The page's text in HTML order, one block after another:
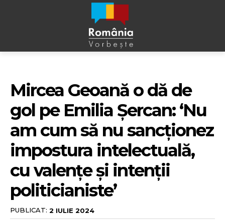
Mircea Geoană o dă de
gol pe Emilia Șercan: ‘Nu
am cum să nu sancționez
impostura intelectuală,
cu valențe și intenții
politicianiste’
PUBLICAT: 2 IULIE 2024